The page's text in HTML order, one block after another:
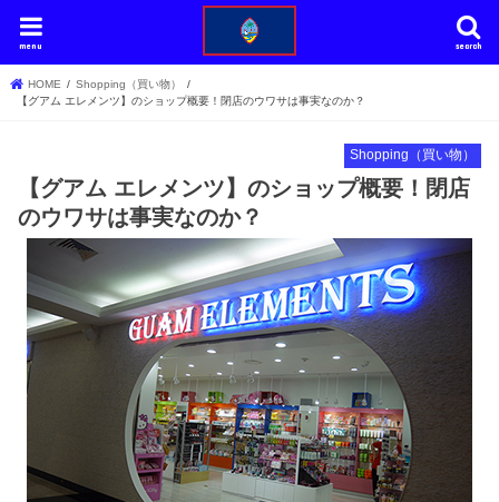
search
menu
HOME
Shopping（買い物）
【グアム エレメンツ】のショップ概要！閉店のウワサは事実なのか？
Shopping（買い物）
【グアム エレメンツ】のショップ概要！閉店
のウワサは事実なのか？